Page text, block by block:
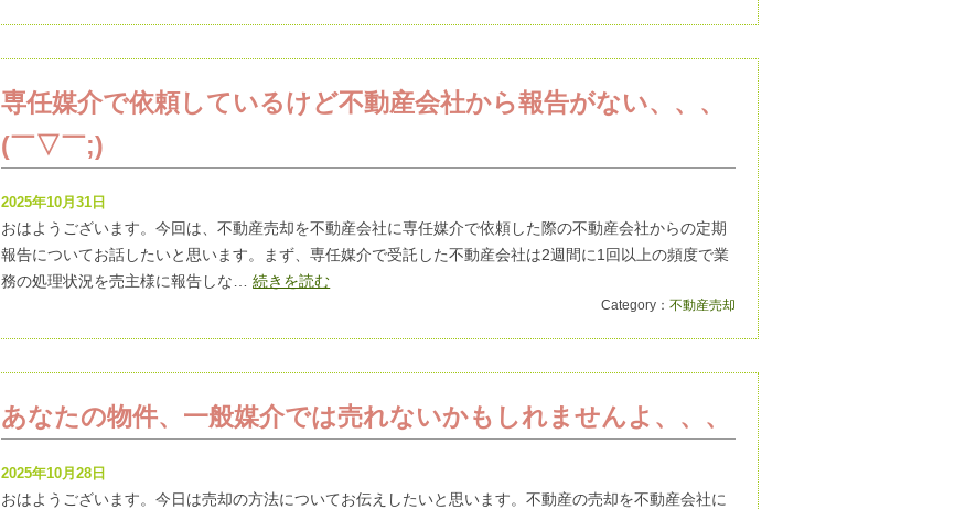
専任媒介で依頼しているけど不動産会社から報告がない、、、
(￣▽￣;)
2025年10月31日
おはようございます。今回は、不動産売却を不動産会社に専任媒介で依頼した際の不動産会社からの定期
報告についてお話したいと思います。まず、専任媒介で受託した不動産会社は2週間に1回以上の頻度で業
務の処理状況を売主様に報告しな…続きを読む
Category： 不動産売却
あなたの物件、一般媒介では売れないかもしれませんよ、、、
2025年10月28日
おはようございます。今日は売却の方法についてお伝えしたいと思います。不動産の売却を不動産会社に